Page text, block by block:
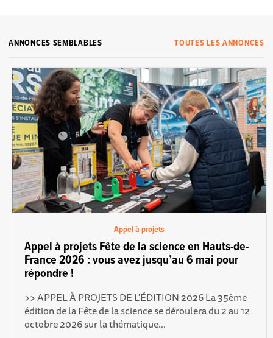
TOUTES LES ANNONCES
ANNONCES SEMBLABLES
Appel à projets
Appel à projets Fête de la science en Hauts-de-
France 2026 : vous avez jusqu’au 6 mai pour
répondre !
>> APPEL À PROJETS DE L'ÉDITION 2026 La 35ème
édition de la Fête de la science se déroulera du 2 au 12
octobre 2026 sur la thématique...